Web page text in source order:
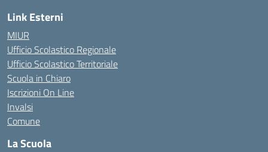
Link Esterni
MIUR
Ufficio Scolastico Regionale
Ufficio Scolastico Territoriale
Scuola in Chiaro
Iscrizioni On Line
Invalsi
Comune
La Scuola